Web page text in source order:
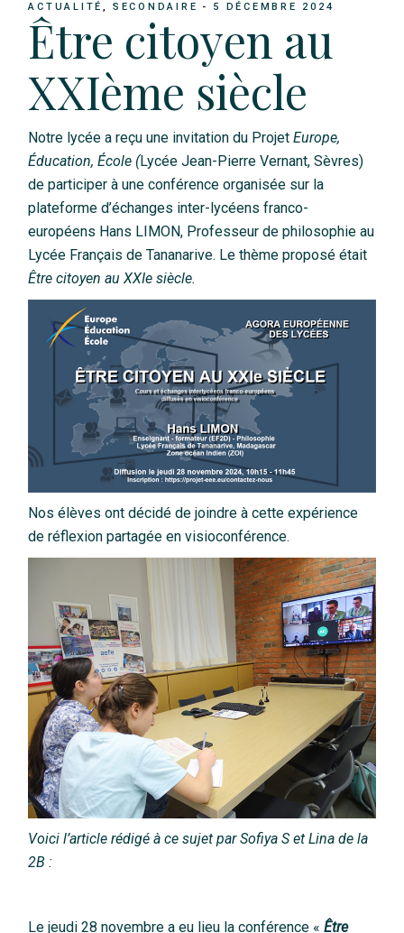
ACTUALITÉ SECONDAIRE 5 DÉCEMBRE 2024
Être citoyen au
XXIème siècle
Notre lycée a reçu une invitation du ProjetEurope,
Éducation, École (Lycée Jean-Pierre Vernant, Sèvres)
de participer à une conférence organisée sur la
plateforme d’échanges inter-lycéens franco-
européens Hans LIMON, Professeur de philosophie au
Lycée Français de Tananarive. Le thème proposé était
Être citoyen au XXIe siècle.
Nos élèves ont décidé de joindre à cette expérience
de réflexion partagée en visioconférence.
Voici l’article rédigé à ce sujet par Sofiya S et Lina de la
2B :
Le jeudi 28 novembre a eu lieu la conférence «Être